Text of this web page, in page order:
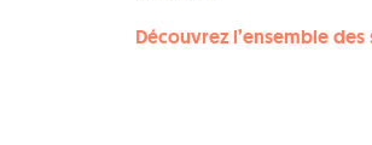
Découvrez l’ensemble des